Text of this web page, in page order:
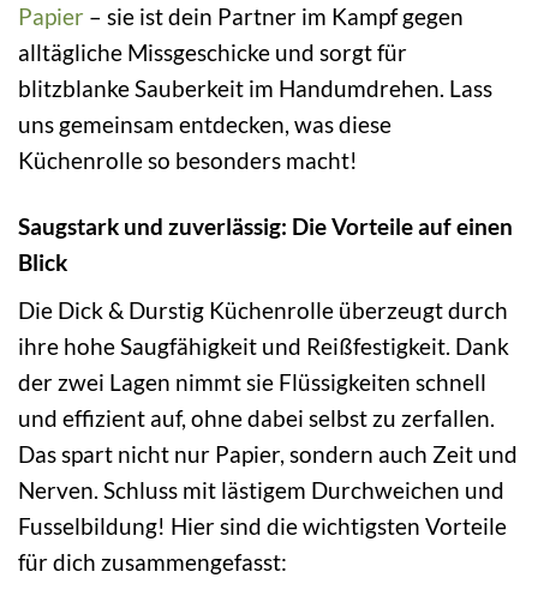
Papier – sie ist dein Partner im Kampf gegen
alltägliche Missgeschicke und sorgt für
blitzblanke Sauberkeit im Handumdrehen. Lass
uns gemeinsam entdecken, was diese
Küchenrolle so besonders macht!
Saugstark und zuverlässig: Die Vorteile auf einen
Blick
Die Dick & Durstig Küchenrolle überzeugt durch
ihre hohe Saugfähigkeit und Reißfestigkeit. Dank
der zwei Lagen nimmt sie Flüssigkeiten schnell
und effizient auf, ohne dabei selbst zu zerfallen.
Das spart nicht nur Papier, sondern auch Zeit und
Nerven. Schluss mit lästigem Durchweichen und
Fusselbildung! Hier sind die wichtigsten Vorteile
für dich zusammengefasst: